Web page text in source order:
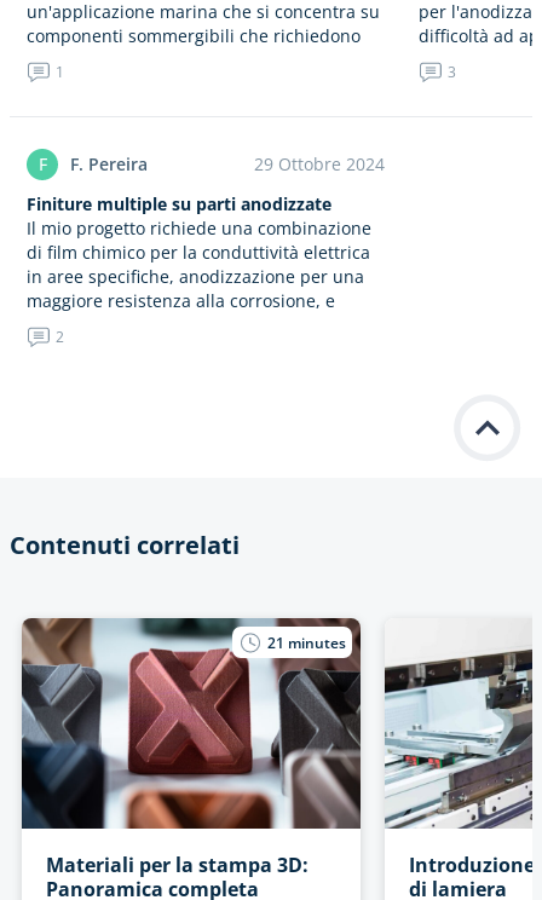
un'applicazione marina che si concentra su
componenti sommergibili che richiedono
alluminio 6061-T6. La parte deve subire un
anodizzazione per garantire la sua
1
F F. Pereira
29 Ottobre 2024
Finiture multiple su parti anodizzate
Il mio progetto richiede una combinazione
di film chimico per la conduttività elettrica
in aree specifiche, anodizzazione per una
maggiore resistenza alla corrosione, e
sabbiatura a perla per un aspetto…
2
per
difficoltà ad
progettazione
alluminio per
3
Contenuti correlati
21 minutes
Materiali per la stampa 3D:
Panoramica completa
Introduzione
di lamiera